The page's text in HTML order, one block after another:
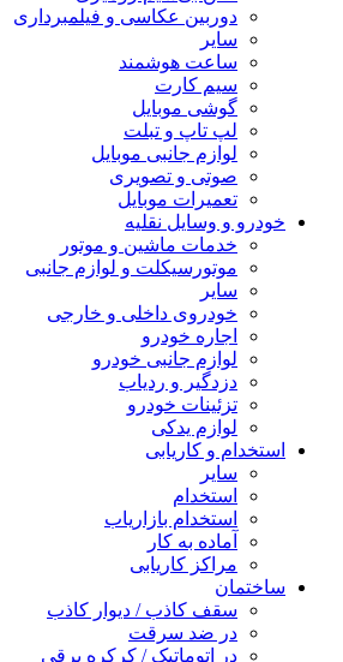
دوربین عکاسی و فیلمبرداری
سایر
ساعت هوشمند
سیم کارت
گوشی موبایل
لپ تاپ و تبلت
لوازم جانبی موبایل
صوتی و تصویری
تعمیرات موبایل
خودرو و وسایل نقلیه
خدمات ماشین و موتور
موتورسیکلت و لوازم جانبی
سایر
خودروی داخلی و خارجی
اجاره خودرو
لوازم جانبی خودرو
دزدگیر و ردیاب
تزئینات خودرو
لوازم یدکی
استخدام و کاریابی
سایر
استخدام
استخدام بازاریاب
آماده به کار
مراکز کاریابی
ساختمان
سقف کاذب / دیوار کاذب
در ضد سرقت
در اتوماتیک / کرکره برقی